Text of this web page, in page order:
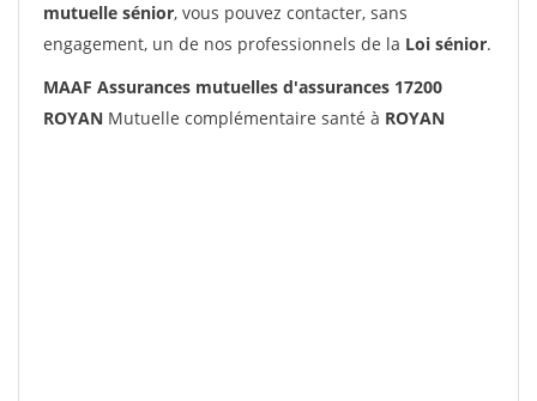
mutuelle sénior, vous pouvez contacter, sans
engagement, un de nos professionnels de la Loi sénior.
MAAF Assurances mutuelles d'assurances 17200
ROYAN Mutuelle complémentaire santé à ROYAN